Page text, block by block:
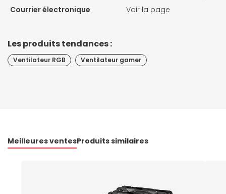
Courrier électronique
Voir la page
Les produits tendances :
Ventilateur RGB Ventilateur gamer
Meilleures ventesProduits similaires